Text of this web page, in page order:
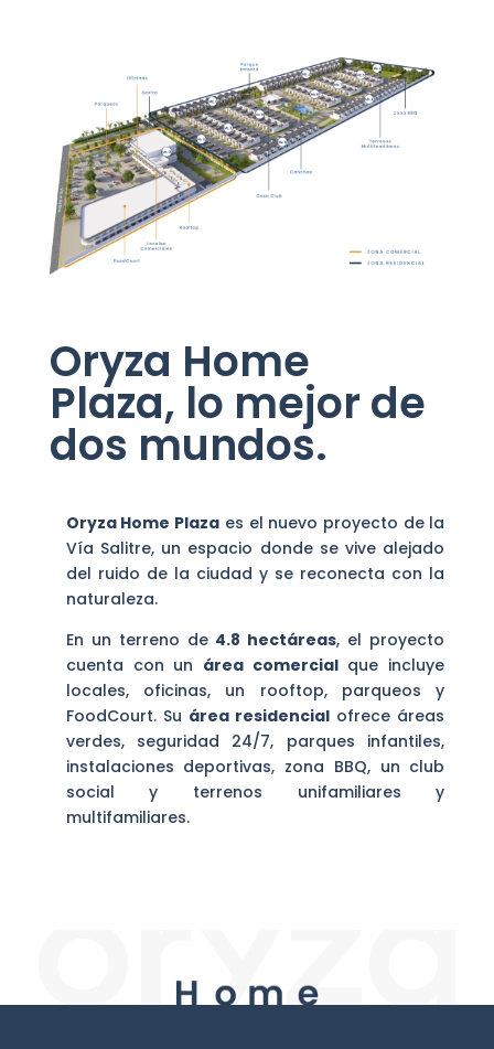
Oryza Home
Plaza, lo mejor de
dos mundos.
Oryza Home Plaza es el nuevo proyecto de la
Vía Salitre, un espacio donde se vive alejado
del ruido de la ciudad y se reconecta con la
naturaleza.
En un terreno de 4.8 hectáreas, el proyecto
cuenta con un área comercialque incluye
locales, oficinas, un rooftop, parqueos y
FoodCourt. Su área residencial ofrece áreas
verdes, seguridad 24/7, parques infantiles,
instalaciones deportivas, zona BBQ, un club
social y terrenos unifamiliares y
multifamiliares.